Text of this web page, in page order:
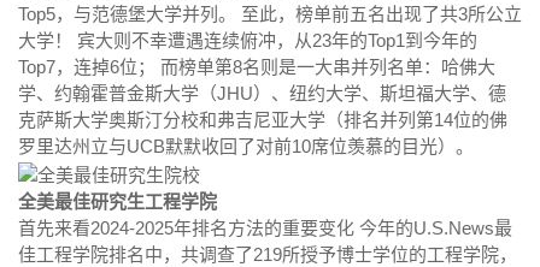
Top5，与范德堡大学并列。 至此，榜单前五名出现了共3所公立
大学！ 宾大则不幸遭遇连续俯冲，从23年的Top1到今年的
Top7，连掉6位； 而榜单第8名则是一大串并列名单：哈佛大
学、约翰霍普金斯大学（JHU）、纽约大学、斯坦福大学、德
克萨斯大学奥斯汀分校和弗吉尼亚大学（排名并列第14位的佛
罗里达州立与UCB默默收回了对前10席位羡慕的目光）。
全美最佳研究生工程学院
首先来看2024-2025年排名方法的重要变化 今年的U.S.News最
佳工程学院排名中，共调查了219所授予博士学位的工程学院，